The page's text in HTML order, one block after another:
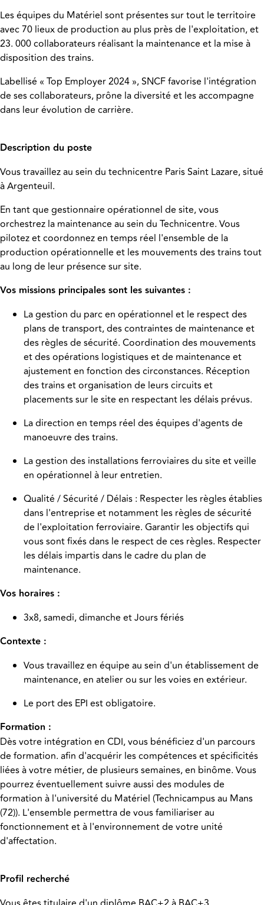
Les équipes du Matériel sont présentes sur tout le territoire
avec 70 lieux de production au plus près de l'exploitation, et
23. 000 collaborateurs réalisant la maintenance et la mise à
disposition des trains.
Labellisé « Top Employer 2024 », SNCF favorise l'intégration
de ses collaborateurs, prône la diversité et les accompagne
dans leur évolution de carrière.
Description du poste
Vous travaillez au sein du technicentre Paris Saint Lazare, situé
à Argenteuil.
En tant que gestionnaire opérationnel de site, vous
orchestrez la maintenance au sein du Technicentre. Vous
pilotez et coordonnez en temps réel l'ensemble de la
production opérationnelle et les mouvements des trains tout
au long de leur présence sur site.
Vos missions principales sont les suivantes :
La gestion du parc en opérationnel et le respect des
plans de transport, des contraintes de maintenance et
des règles de sécurité. Coordination des mouvements
et des opérations logistiques et de maintenance et
ajustement en fonction des circonstances. Réception
des trains et organisation de leurs circuits et
placements sur le site en respectant les délais prévus.
La direction en temps réel des équipes d'agents de
manoeuvre des trains.
La gestion des installations ferroviaires du site et veille
en opérationnel à leur entretien.
Qualité / Sécurité / Délais : Respecter les règles établies
dans l'entreprise et notamment les règles de sécurité
de l'exploitation ferroviaire. Garantir les objectifs qui
vous sont fixés dans le respect de ces règles. Respecter
les délais impartis dans le cadre du plan de
maintenance.
Vos horaires :
3x8, samedi, dimanche et Jours fériés
Contexte :
Vous travaillez en équipe au sein d'un établissement de
maintenance, en atelier ou sur les voies en extérieur.
Le port des EPI est obligatoire.
Formation :
Dès votre intégration en CDI, vous bénéficiez d'un parcours
de formation. afin d'acquérir les compétences et spécificités
liées à votre métier, de plusieurs semaines, en binôme. Vous
pourrez éventuellement suivre aussi des modules de
formation à l'université du Matériel (Technicampus au Mans
(72)). L'ensemble permettra de vous familiariser au
fonctionnement et à l'environnement de votre unité
d'affectation.
Profil recherché